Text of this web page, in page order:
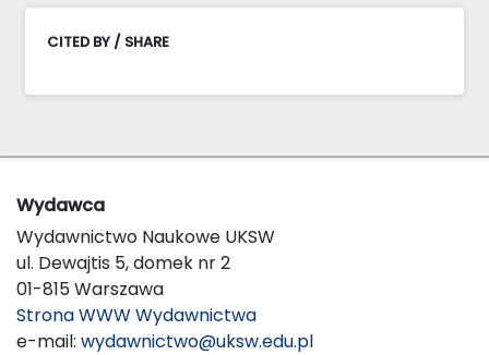
CITED BY / SHARE
Wydawca
Wydawnictwo Naukowe UKSW
ul. Dewajtis 5, domek nr 2
01-815 Warszawa
Strona WWW Wydawnictwa
e-mail: wydawnictwo@uksw.edu.pl